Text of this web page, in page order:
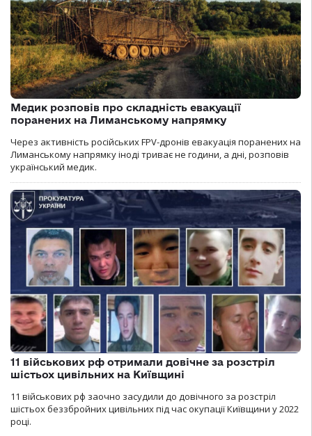
Медик розповів про складність евакуації
поранених на Лиманському напрямку
Через активність російських FPV-дронів евакуація поранених на
Лиманському напрямку іноді триває не години, а дні, розповів
український медик.
11 військових рф отримали довічне за розстріл
шістьох цивільних на Київщині
11 військових рф заочно засудили до довічного за розстріл
шістьох беззбройних цивільних під час окупації Київщини у 2022
році.